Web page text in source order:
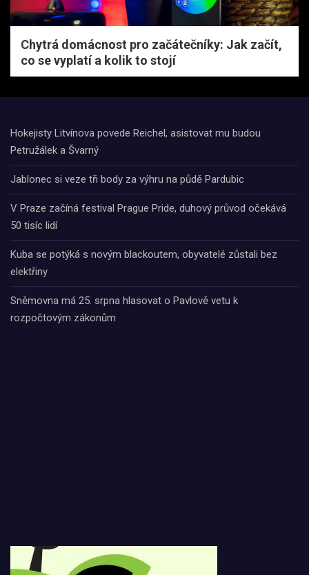
Chytrá domácnost pro začátečníky: Jak začít,
co se vyplatí a kolik to stojí
Hokejisty Litvínova povede Reichel, asistovat mu budou
Petružálek a Švarný
Jablonec si veze tři body za výhru na půdě Pardubic
V Praze začíná festival Prague Pride, duhový průvod očekává
50 tisíc lidí
Kuba se potýká s novým blackoutem, obyvatelé zůstali bez
elektřiny
Sněmovna má 25. srpna hlasovat o Pavlově vetu k
rozpočtovým zákonům